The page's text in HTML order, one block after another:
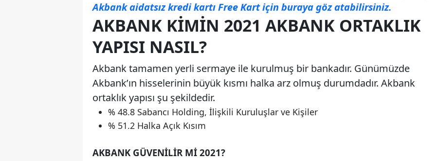
Akbank aidatsız kredi kartı Free Kart için buraya göz atabilirsiniz.
AKBANK KIMIN 2021 AKBANK ORTAKLIK
YAPISI NASIL?
Akbank tamamen yerli sermaye ile kurulmuş bir bankadır. Günümüzde
Akbank’ın hisselerinin büyük kısmı halka arz olmuş durumdadır. Akbank
ortaklık yapısı şu şekildedir.
% 48.8 Sabancı Holding, İlişkili Kuruluşlar ve Kişiler
% 51.2 Halka Açık Kısım
AKBANK GÜVENILIR MI 2021?